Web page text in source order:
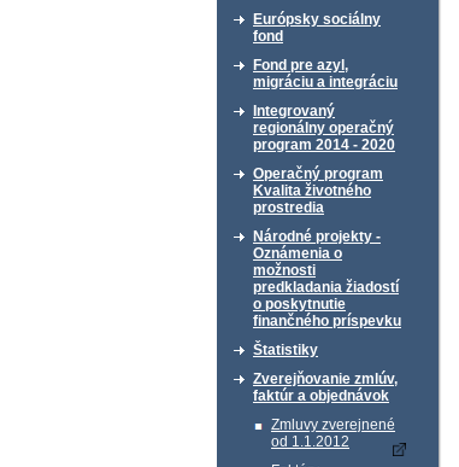
Európsky sociálny
fond
Fond pre azyl,
migráciu a integráciu
Integrovaný
regionálny operačný
program 2014 - 2020
Operačný program
Kvalita životného
prostredia
Národné projekty -
Oznámenia o
možnosti
predkladania žiadostí
o poskytnutie
finančného príspevku
Štatistiky
Zverejňovanie zmlúv,
faktúr a objednávok
Zmluvy zverejnené
od 1.1.2012